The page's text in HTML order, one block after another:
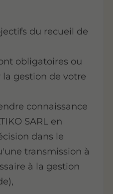
du recueil de
obligatoires ou
gestion de votre
connaissance
SARL en
dans le
transmission à
à la gestion